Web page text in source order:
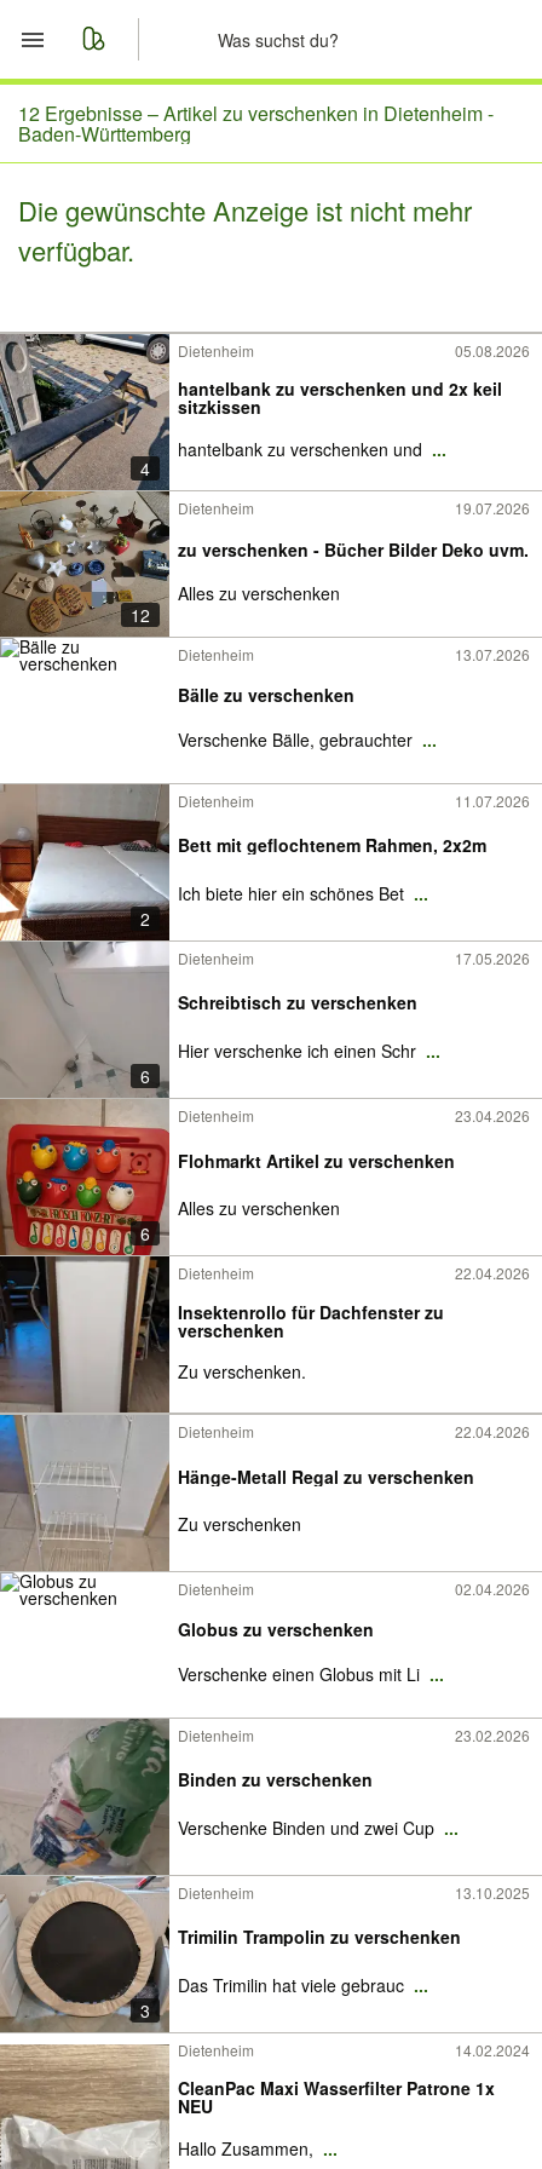
Start
Merkliste
Nachrichten
12 Ergebnisse –Artikel zu verschenken in Dietenheim -
Baden-Württemberg
Die gewünschte Anzeige ist nicht mehr
verfügbar.
4
Dietenheim 05.08.2026
hantelbank zu verschenken und 2x keil
sitzkissen
hantelbank zu verschenken und ...
12
Dietenheim 19.07.2026
zu verschenken - Bücher Bilder Deko uvm.
Alles zu verschenken
Dietenheim 13.07.2026
Bälle zu verschenken
Verschenke Bälle, gebrauchter ...
2
Dietenheim 11.07.2026
Bett mit geflochtenem Rahmen, 2x2m
Ich biete hier ein schönes Bet ...
6
Dietenheim 17.05.2026
Schreibtisch zu verschenken
Hier verschenke ich einen Schr ...
6
Dietenheim 23.04.2026
Flohmarkt Artikel zu verschenken
Alles zu verschenken
Dietenheim 22.04.2026
Insektenrollo für Dachfenster zu
verschenken
Zu verschenken.
Dietenheim 22.04.2026
Hänge-Metall Regal zu verschenken
Zu verschenken
Dietenheim 02.04.2026
Globus zu verschenken
Verschenke einen Globus mit Li ...
Dietenheim 23.02.2026
Binden zu verschenken
Verschenke Binden und zwei Cup ...
3
Dietenheim 13.10.2025
Trimilin Trampolin zu verschenken
Das Trimilin hat viele gebrauc ...
Dietenheim 14.02.2024
CleanPac Maxi Wasserfilter Patrone 1x
NEU
Hallo Zusammen, ...